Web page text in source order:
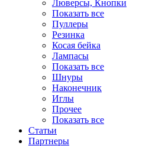
Люверсы, Кнопки
Показать все
Пуллеры
Резинка
Косая бейка
Лампасы
Показать все
Шнуры
Наконечник
Иглы
Прочее
Показать все
Статьи
Партнеры